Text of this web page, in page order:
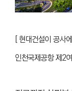
[ 현대건설이 공사
인천국제공항 제2